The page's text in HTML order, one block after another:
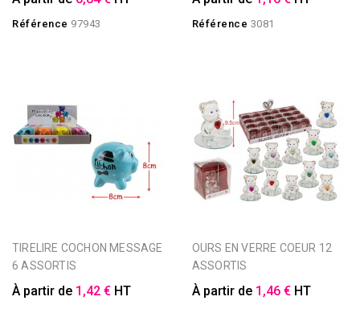
Référence 97943 Référence 3081
TIRELIRE COCHON MESSAGE
6 ASSORTIS
À partir de 1,42 € HT
OURS EN VERRE COEUR 12
ASSORTIS
À partir de 1,46 € HT